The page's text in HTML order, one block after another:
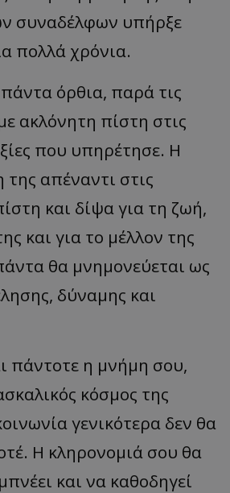
συναδέλφων υπήρξε
πολλά χρόνια.
όρθια, παρά τις
ακλόνητη πίστη στις
που υπηρέτησε. Η
απέναντι στις
και δίψα για τη ζωή,
και για το μέλλον της
θα μνημονεύεται ως
δύναμης και
πάντοτε η μνήμη σου,
κόσμος της
γενικότερα δεν θα
Η κληρονομιά σου θα
και να καθοδηγεί